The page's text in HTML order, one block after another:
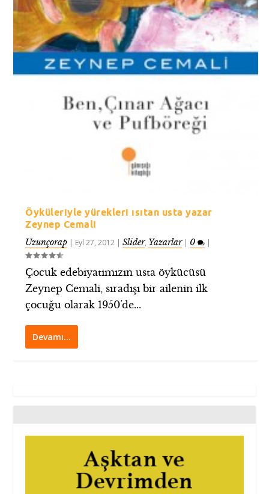
Öyküleriyle yürekleri ısıtan usta yazar
Zeynep Cemali
Uzunçorap | Eyl 27, 2012 |Slider, Yazarlar| 0 |
Çocuk edebiyatımızın usta öykücüsü
Zeynep Cemali, sıradışı bir ailenin ilk
çocuğu olarak 1950’de...
Devamı…